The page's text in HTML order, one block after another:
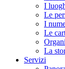
I
Le
I
Le
La
Servizi